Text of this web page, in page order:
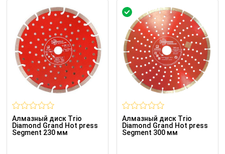
Алмазный диск Trio
Diamond Grand Hot press
Segment 230 мм
Алмазный диск Trio
Diamond Grand Hot press
Segment 300 мм